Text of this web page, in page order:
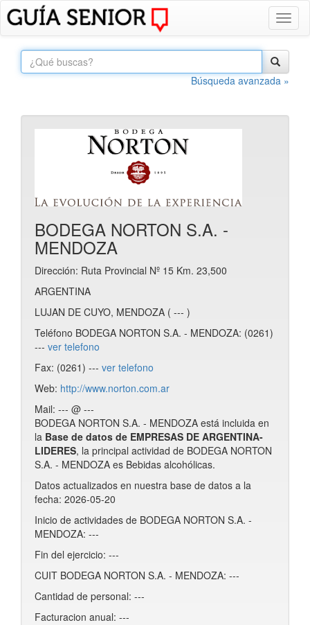
Búsqueda avanzada »
BODEGA NORTON S.A. -
MENDOZA
Dirección: Ruta Provincial Nº 15 Km. 23,500
ARGENTINA
LUJAN DE CUYO, MENDOZA ( --- )
Teléfono BODEGA NORTON S.A. - MENDOZA: (0261)
--- ver telefono
Fax: (0261) --- ver telefono
Web: http://www.norton.com.ar
Mail: --- @ ---
BODEGA NORTON S.A. - MENDOZA está incluida en
la Base de datos de EMPRESAS DE ARGENTINA-
LIDERES, la principal actividad de BODEGA NORTON
S.A. - MENDOZA es Bebidas alcohólicas.
Datos actualizados en nuestra base de datos a la
fecha: 2026-05-20
Inicio de actividades de BODEGA NORTON S.A. -
MENDOZA: ---
Fin del ejercicio: ---
CUIT BODEGA NORTON S.A. - MENDOZA: ---
Cantidad de personal: ---
Facturacion anual: ---